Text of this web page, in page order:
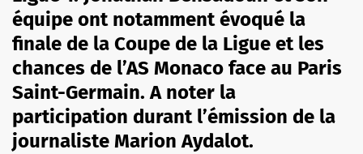
équipe ont notamment évoqué la
finale de la Coupe de la Ligue et les
chances de l’AS Monaco face au Paris
Saint-Germain. A noter la
participation durant l’émission de la
journaliste Marion Aydalot.